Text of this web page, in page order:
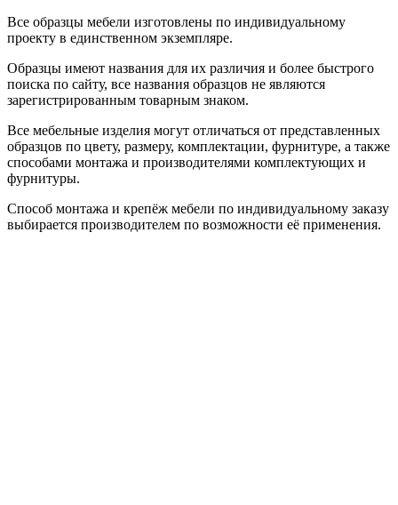
Все образцы мебели изготовлены по индивидуальному
проекту в единственном экземпляре.
Образцы имеют названия для их различия и более быстрого
поиска по сайту, все названия образцов не являются
зарегистрированным товарным знаком.
Все мебельные изделия могут отличаться от представленных
образцов по цвету, размеру, комплектации, фурнитуре, а также
способами монтажа и производителями комплектующих и
фурнитуры.
Способ монтажа и крепёж мебели по индивидуальному заказу
выбирается производителем по возможности её применения.